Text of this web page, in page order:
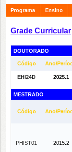
Programa Ensino
Grade Curricular
DOUTORADO
Código Ano/
EHI24D 2025.1
MESTRADO
Código Ano/
PHIST01 2015.2